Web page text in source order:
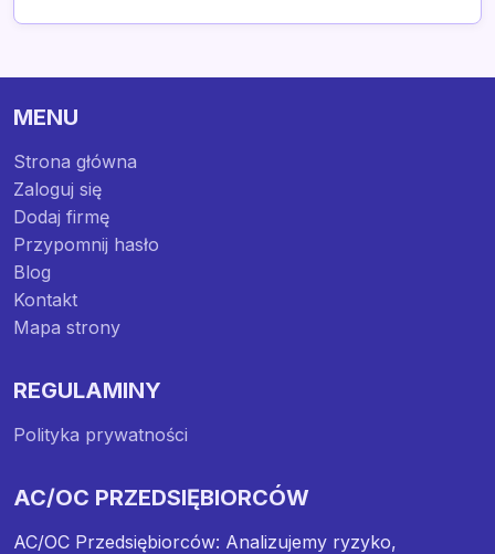
MENU
Strona główna
Zaloguj się
Dodaj firmę
Przypomnij hasło
Blog
Kontakt
Mapa strony
REGULAMINY
Polityka prywatności
AC/OC PRZEDSIĘBIORCÓW
AC/OC Przedsiębiorców: Analizujemy ryzyko,